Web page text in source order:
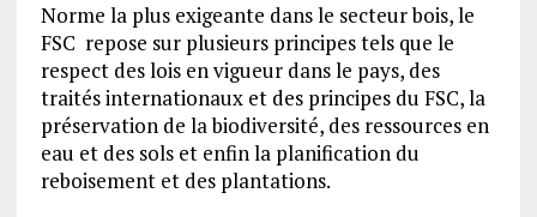
Norme la plus exigeante dans le secteur bois, le
FSC repose sur plusieurs principes tels que le
respect des lois en vigueur dans le pays, des
traités internationaux et des principes du FSC, la
préservation de la biodiversité, des ressources en
eau et des sols et enfin la planification du
reboisement et des plantations.